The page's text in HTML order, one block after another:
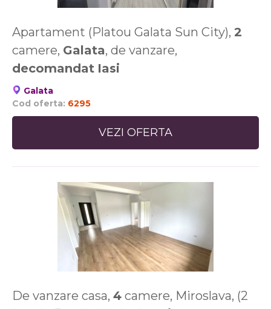
Apartament (Platou Galata Sun City), 2
camere, Galata, de vanzare,
decomandat Iasi
Galata
Cod oferta: 6295
VEZI OFERTA
De vanzare casa, 4 camere, Miroslava, (2